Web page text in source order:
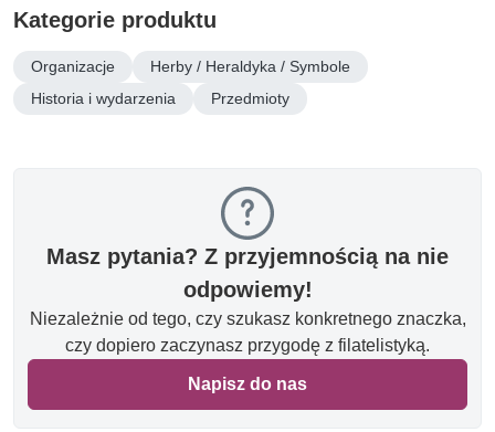
Kategorie produktu
Organizacje
Herby / Heraldyka / Symbole
Historia i wydarzenia
Przedmioty
Masz pytania? Z przyjemnością na nie
odpowiemy!
Niezależnie od tego, czy szukasz konkretnego znaczka,
czy dopiero zaczynasz przygodę z filatelistyką.
Napisz do nas